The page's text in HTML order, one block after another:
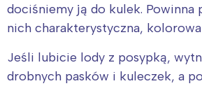
dociśniemy ją do kulek. Powinna
nich charakterystyczna,
Jeśli lubicie lody z posypką,
drobnych pasków i kuleczek, a